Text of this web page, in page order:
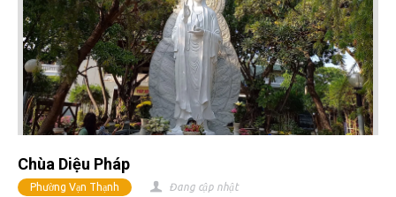
Chùa Diệu Pháp
Phường Vạn Thạnh Đang cập nhật